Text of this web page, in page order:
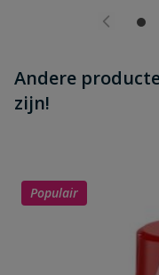
Andere
zijn!
Populair